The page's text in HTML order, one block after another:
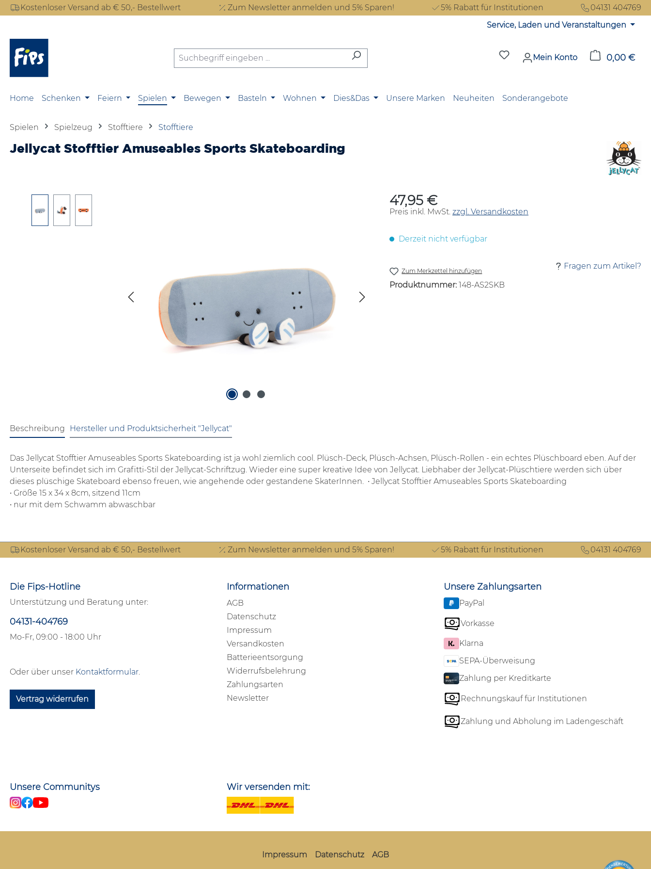
Hauptinhalt springen
Zur Suche springen
Zur Hauptnavigation springen
Kostenloser Versand ab € 50,- Bestellwert Zum Newsletter anmelden und 5% Sparen! 5% Rabatt für Institutionen
04131 404769
Service, Laden und Veranstaltungen
Du hast 0 Produkte auf dem
Mein Konto 0,00 €
Home Schenken Feiern Spielen Bewegen Basteln Wohnen Dies&Das Unsere Marken Neuheiten Sonderangebote
Spielen Spielzeug Stofftiere Stofftiere
Jellycat Stofftier Amuseables Sports Skateboarding
Regulärer Preis:
47,95 €
Preis inkl. MwSt. zzgl. Versandkosten
Derzeit nicht verfügbar
Zum Merkzettel hinzufügen
Fragen zum Artikel?
Produktnummer: 148-AS2SKB
Beschreibung Hersteller und Produktsicherheit "Jellycat"
Das Jellycat Stofftier Amuseables Sports Skateboarding ist ja wohl ziemlich cool. Plüsch-Deck, Plüsch-Achsen, Plüsch-Rollen - ein echtes Plüschboard eben. Auf der
Unterseite befindet sich im Grafitti-Stil der Jellycat-Schriftzug. Wieder eine super kreative Idee von Jellycat. Liebhaber der Jellycat-Plüschtiere werden sich über
dieses plüschige Skateboard ebenso freuen, wie angehende oder gestandene SkaterInnen. • Jellycat Stofftier Amuseables Sports Skateboarding
• Größe 15 x 34 x 8cm, sitzend 11cm
• nur mit dem Schwamm abwaschbar
Kostenloser Versand ab € 50,- Bestellwert Zum Newsletter anmelden und 5% Sparen! 5% Rabatt für Institutionen 04131 404769
Die Fips-Hotline
Unterstützung und Beratung unter:
04131-404769
Mo-Fr, 09:00 - 18:00 Uhr
Oder über unser Kontaktformular.
Vertrag widerrufen
Informationen
AGB
Datenschutz
Impressum
Versandkosten
Batterieentsorgung
Widerrufsbelehrung
Zahlungsarten
Newsletter
Unsere Zahlungsarten
PayPal
Vorkasse
Klarna
SEPA-Überweisung
Zahlung per Kreditkarte
Rechnungskauf für Institutionen
Zahlung und Abholung im Ladengeschäft
Unsere Communitys Wir versenden mit:
Impressum Datenschutz AGB